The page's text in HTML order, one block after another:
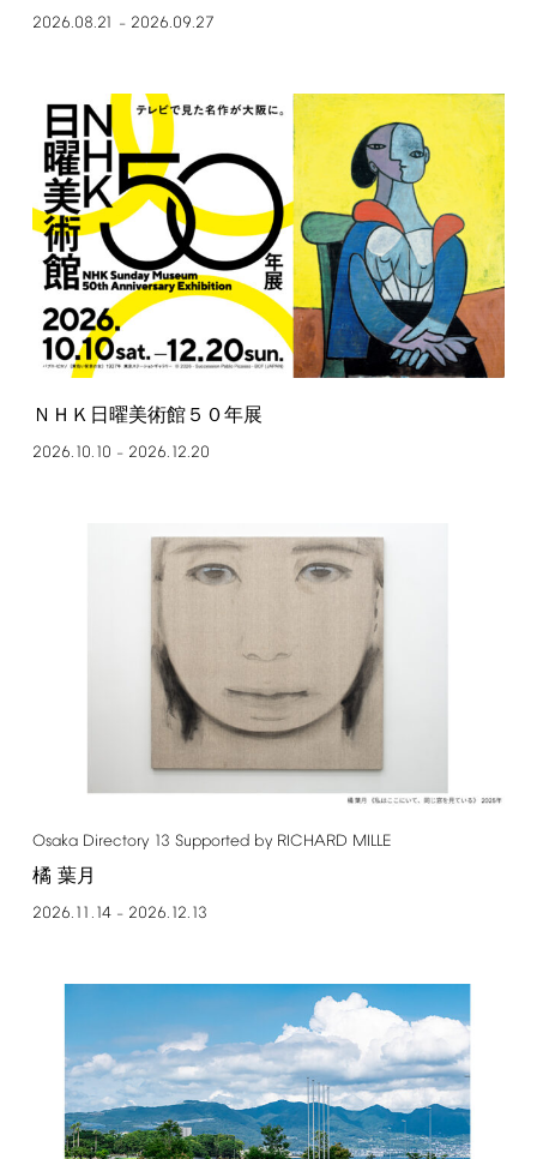
2026.08.21 – 2026.09.27
ＮＨＫ日曜美術館５０年展
2026.10.10 – 2026.12.20
Osaka Directory 13 Supported by RICHARD MILLE
橘 葉月
2026.11.14– 2026.12.13